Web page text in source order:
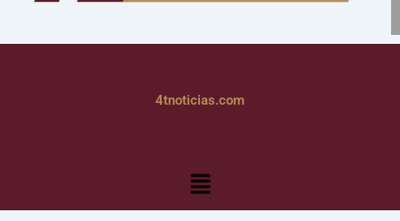
4tnoticias.com
Menú